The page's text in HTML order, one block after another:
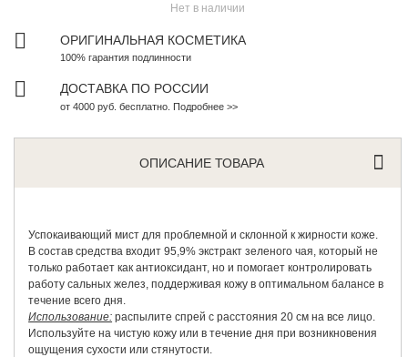
Нет в наличии
ОРИГИНАЛЬНАЯ КОСМЕТИКА
100% гарантия подлинности
ДОСТАВКА ПО РОССИИ
от 4000 руб. бесплатно. Подробнее >>
ОПИСАНИЕ ТОВАРА
Успокаивающий мист для проблемной и склонной к жирности коже.
В состав средства входит 95,9% экстракт зеленого чая, который не
только работает как антиоксидант, но и помогает контролировать
работу сальных желез, поддерживая кожу в оптимальном балансе в
течение всего дня.
Использование: распылите спрей с расстояния 20 см на все лицо.
Используйте на чистую кожу или в течение дня при возникновения
ощущения сухости или стянутости.